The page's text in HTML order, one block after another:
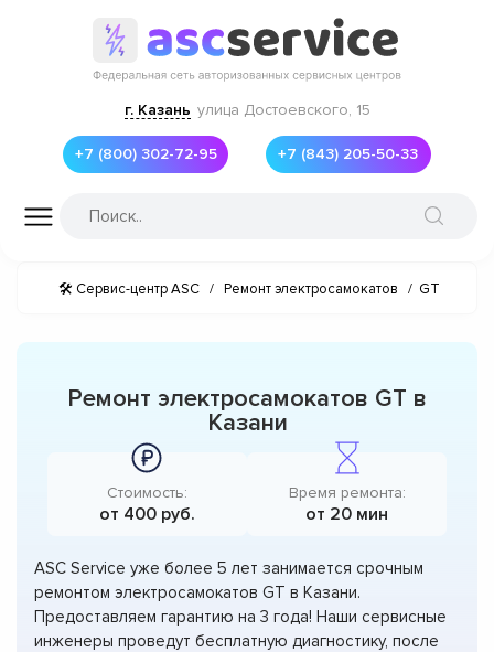
г. Казань улица Достоевского, 15
+7 (800) 302-72-95 +7 (843) 205-50-33
🛠 Сервис-центр ASC / Ремонт электросамокатов / GT
Ремонт электросамокатов GT в
Казани
Стоимость:
от 400 руб.
Время ремонта:
от 20 мин
ASC Service уже более 5 лет занимается срочным
ремонтом электросамокатов GT в Казани.
Предоставляем гарантию на 3 года! Наши сервисные
инженеры проведут бесплатную диагностику, после